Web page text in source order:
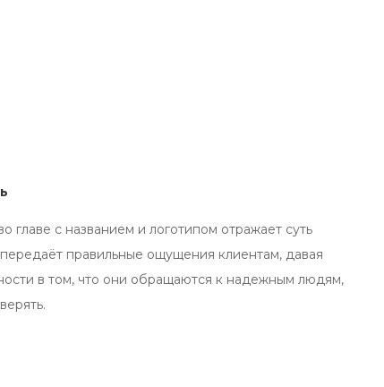
главе с названием и логотипом отражает суть
правильные ощущения клиентам, давая
в том, что они обращаются к надежным людям,